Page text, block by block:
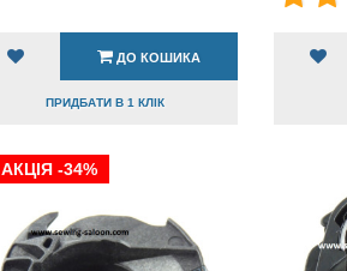
ДО КОШИКА
ПРИДБАТИ В 1 КЛІК
АКЦІЯ -34%